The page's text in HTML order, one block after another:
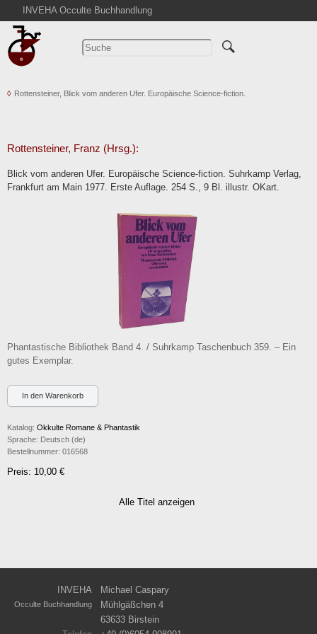
INVEHA Occulte Buchhandlung
Startseite
Detailsuche
Warenkorb
Kontakt
Rottensteiner, Blick vom anderen Ufer. Europäische Science-fiction.
Rottensteiner, Franz (Hrsg.):
Blick vom anderen Ufer. Europäische Science-fiction. Suhrkamp Verlag,
Frankfurt am Main 1977. Erste Auflage. 254 S., 9 Bl. illustr. OKart.
Phantastische Bibliothek Band 4. / Suhrkamp Taschenbuch 359. – Ein
gutes Exemplar.
Katalog: Okkulte Romane & Phantastik
Sprache: Deutsch (de)
Bestellnummer: 016568
Preis: 10,00 €
Alle Titel anzeigen
INVEHA Michael Caspary
Occulte Buchhandlung
Mühlgäßchen 4
63633 Birstein